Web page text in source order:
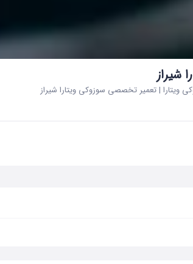
شیراز
ویتارا | تعمیر تخصصی سوزوکی ویتارا شیراز